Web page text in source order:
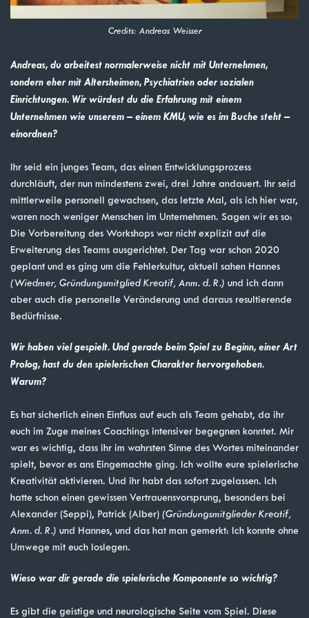
Credits: Andreas Weisser
Andreas, du arbeitest normalerweise nicht mit Unternehmen,
sondern eher mit Altersheimen, Psychiatrien oder sozialen
Einrichtungen. Wir würdest du die Erfahrung mit einem
Unternehmen wie unserem – einem KMU, wie es im Buche steht –
einordnen?
Ihr seid ein junges Team, das einen Entwicklungsprozess
durchläuft, der nun mindestens zwei, drei Jahre andauert. Ihr seid
mittlerweile personell gewachsen, das letzte Mal, als ich hier war,
waren noch weniger Menschen im Unternehmen. Sagen wir es so:
Die Vorbereitung des Workshops war nicht explizit auf die
Erweiterung des Teams ausgerichtet. Der Tag war schon 2020
geplant und es ging um die Fehlerkultur, aktuell sahen Hannes
(Wiedmer, Gründungsmitglied Kreatif, Anm. d. R.) und ich dann
aber auch die personelle Veränderung und daraus resultierende
Bedürfnisse.
Wir haben viel gespielt. Und gerade beim Spiel zu Beginn, einer Art
Prolog, hast du den spielerischen Charakter hervorgehoben.
Warum?
Es hat sicherlich einen Einfluss auf euch als Team gehabt, da ihr
euch im Zuge meines Coachings intensiver begegnen konntet. Mir
war es wichtig, dass ihr im wahrsten Sinne des Wortes miteinander
spielt, bevor es ans Eingemachte ging. Ich wollte eure spielerische
Kreativität aktivieren. Und ihr habt das sofort zugelassen. Ich
hatte schon einen gewissen Vertrauensvorsprung, besonders bei
Alexander (Seppi), Patrick (Alber) (Gründungsmitglieder Kreatif,
Anm. d. R.) und Hannes, und das hat man gemerkt: Ich konnte ohne
Umwege mit euch loslegen.
Wieso war dir gerade die spielerische Komponente so wichtig?
Es gibt die geistige und neurologische Seite vom Spiel. Diese